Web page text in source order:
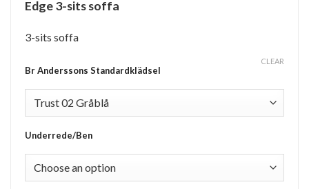
Edge 3-sits soffa
3-sits soffa
Br Anderssons Standardklädsel
Underrede/Ben
CLEAR